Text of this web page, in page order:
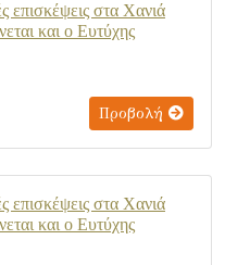
επισκέψεις στα Χανιά
και ο Ευτύχης
Προβολή
επισκέψεις στα Χανιά
και ο Ευτύχης